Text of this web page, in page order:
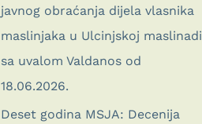
javnog obraćanja dijela vlasnika
maslinjaka u Ulcinjskoj maslinadi
sa uvalom Valdanos od
18.06.2026.
Deset godina MSJA: Decenija